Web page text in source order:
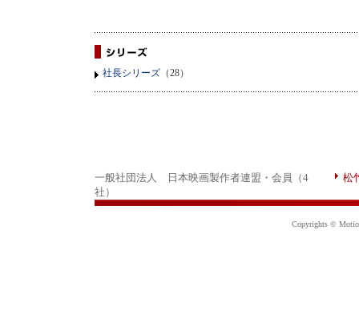
社長シリーズ（28）
一般社団法人 日本映画製作者連盟・会員（4
社）
松
Copyrights ©